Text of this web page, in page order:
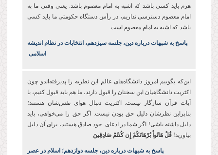
هرم باید کسی باشد که اشبه به امام معصوم باشد. یعنی وقتی ما به
امام معصوم دسترسی نداریم، در رأس دستگاه حکومتی ما باید کسی
باشد ‌که اشبه به امام معصوم است.
پاسخ به شبهات درباره دین،‌ جلسه سیزدهم،‌ انتخابات در نظام اندیشه
اسلامی
این‌که بگوییم امروز دانشگاه‌های عالم این‌ نظریه را پذیرفته‌اندو چون
اکثریت دانشگاهیان این سخنان را قبول دارند، ما هم باید قبول کنیم، با
آیات قرآن سازگار نیست. اکثریت دنبال هوای نفس‌شان هستند؛
بنابراین نظرشان دلیل حق بودن نیست. اگر حق را می‌خواهی، باید
دلیل داشته باشی! اگر شما در ادعای خود صادق هستید، برای آن دلیل
بیاورید! قُلْ هَاتُواْ بُرْهَانَكُمْ إِن كُنتُمْ صَادِقِينَ
پاسخ به شبهات درباره دین،‌ جلسه دوازدهم؛ اسلام در عصر